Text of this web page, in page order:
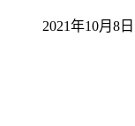
2021年10月8日